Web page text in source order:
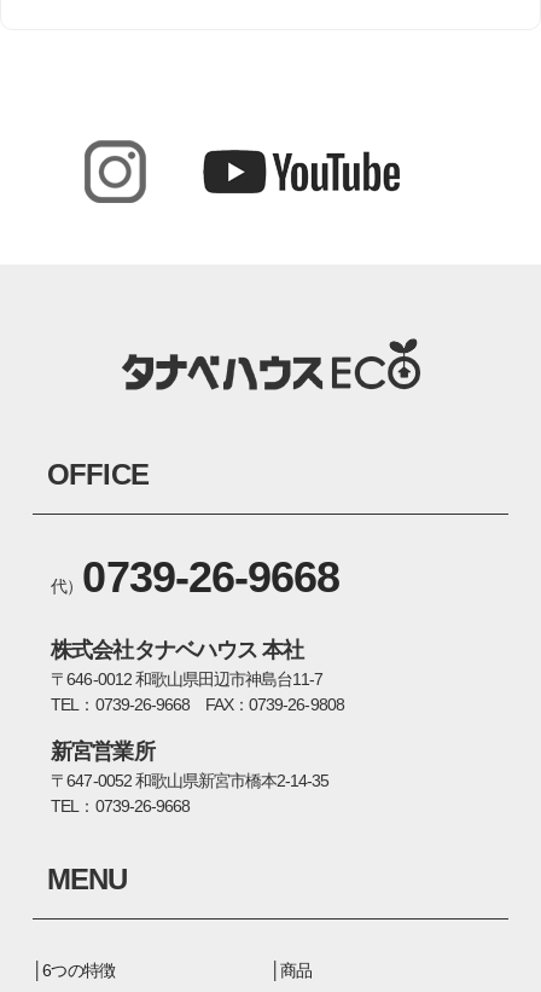
OFFICE
代） 0739-26-9668
株式会社タナベハウス 本社
〒646-0012 和歌山県田辺市神島台11-7
TEL：0739-26-9668 FAX：0739-26-9808
新宮営業所
〒647-0052 和歌山県新宮市橋本2-14-35
TEL：0739-26-9668
MENU
6つの特徴
商品